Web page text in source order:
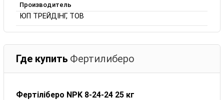
Производитель
ЮП ТРЕЙДІНГ, ТОВ
Где купить Фертилиберо
Фертіліберо NPK 8-24-24 25 кг